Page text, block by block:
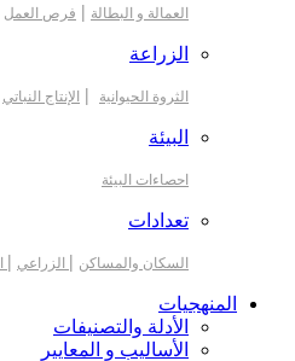
العمالة و البطالة | فرص العمل
الزراعة
الثروة الحيوانية | الإنتاج النباتي
البيئة
احصاءات البيئة
تعدادات
السكان والمساكن | الزراعي |
المنهجيات
الأدلة والتصنيفات
الأساليب و المعايير